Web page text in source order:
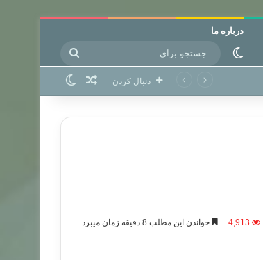
درباره ما
تغییر پوسته
برای دنبال کردن نوشته تصادفی
4,913 خواندن این مطلب 8 دقیقه زمان میبرد